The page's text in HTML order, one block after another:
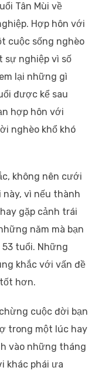
Tân Mùi về
Hợp hôn với
cuộc sống nghèo
sự nghiệp vì số
lại những gì
được kể sau
hợp hôn với
nghèo khổ khó
không nên cưới
vì nếu thành
gặp cảnh trái
năm mà bạn
53 tuổi. Những
khắc với vấn đề
hơn.
cuộc đời bạn
trong một lúc hay
vào những tháng
khác phái ưa